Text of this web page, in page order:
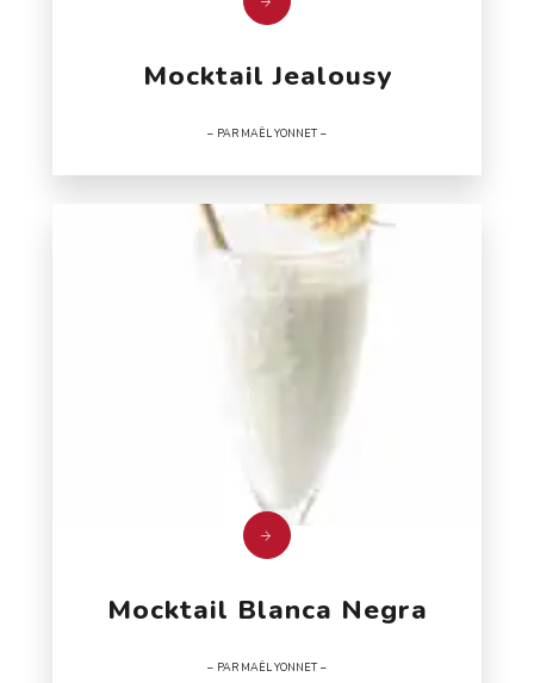
Mocktail Jealousy
PAR MAËL YONNET
Mocktail Blanca Negra
PAR MAËL YONNET